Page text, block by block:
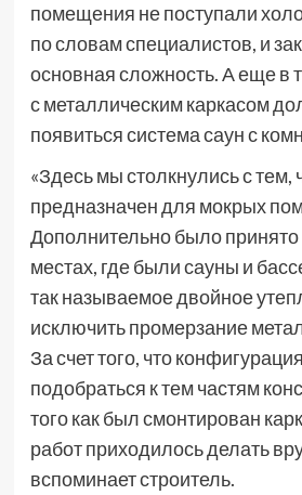
помещения не поступали
по словам специалистов, и
основная сложность. А еще в
с металлическим каркасом
появиться система саун с
«Здесь мы столкнулись с тем,
предназначен для мокрых
Дополнительно было
местах, где были сауны и
так называемое двойное
исключить промерзание
За счет того, что
подобраться к тем частям
того как был смонтирован
работ приходилось делать
вспоминает строитель.